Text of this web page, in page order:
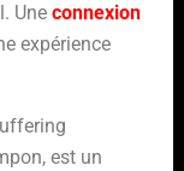
Une connexion
expérience
est un